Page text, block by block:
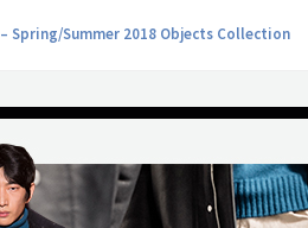
– Spring/Summer 2018 Objects Collection